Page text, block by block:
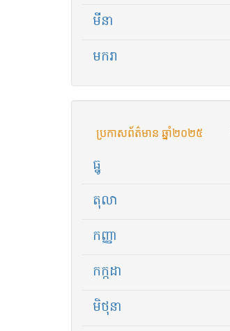
មីនា
មករា
ប្រកាសព័ត៌មាន ឆ្នាំ​២០២៥
ធ្នូ
តុលា
កញ្ញា
កក្កដា
មិថុនា